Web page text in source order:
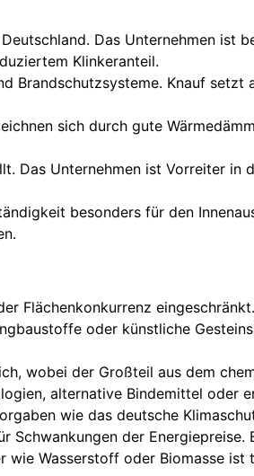
Das Unternehmen ist
Klinkeranteil.
Brandschutzsysteme. Knauf setzt
sich durch gute
Das Unternehmen ist Vorreiter in
besonders für den
Flächenkonkurrenz
oder künstliche
wobei der Großteil aus dem
alternative Bindemittel oder
wie das deutsche
Schwankungen der Energiepreise.
Wasserstoff oder Biomasse ist